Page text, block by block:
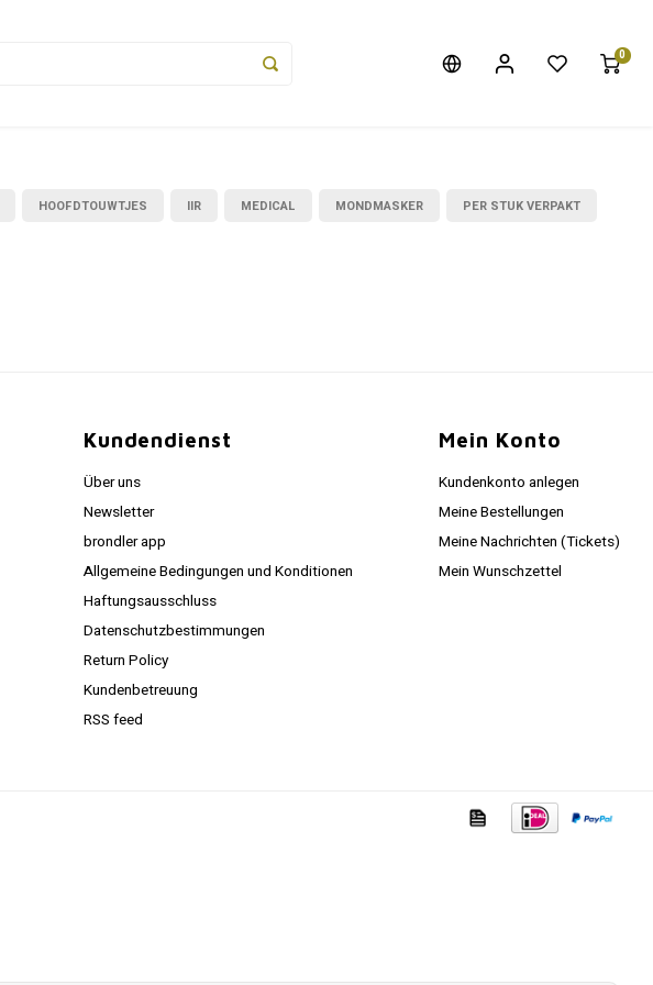
0
HOOFDTOUWTJES IIR MEDICAL MONDMASKER PER STUK VERPAKT
Kundendienst
Über uns
Newsletter
brondler app
Allgemeine Bedingungen und Konditionen
Haftungsausschluss
Datenschutzbestimmungen
Return Policy
Kundenbetreuung
RSS feed
Mein Konto
Kundenkonto anlegen
Meine Bestellungen
Meine Nachrichten (Tickets)
Mein Wunschzettel